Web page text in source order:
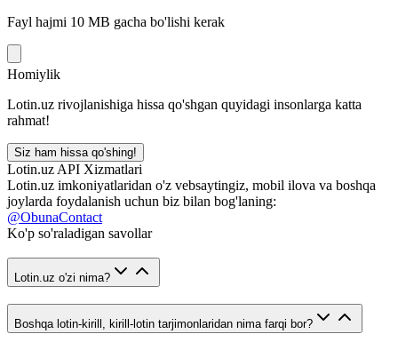
Fayl hajmi 10 MB gacha bo'lishi kerak
Homiylik
Lotin.uz rivojlanishiga hissa qo'shgan quyidagi insonlarga katta
rahmat!
Siz ham hissa qo'shing!
Lotin.uz API Xizmatlari
Lotin.uz imkoniyatlaridan o'z vebsaytingiz, mobil ilova va boshqa
joylarda foydalanish uchun biz bilan bog'laning:
@ObunaContact
Ko'p so'raladigan savollar
Lotin.uz o'zi nima?
Boshqa lotin-kirill, kirill-lotin tarjimonlaridan nima farqi bor?